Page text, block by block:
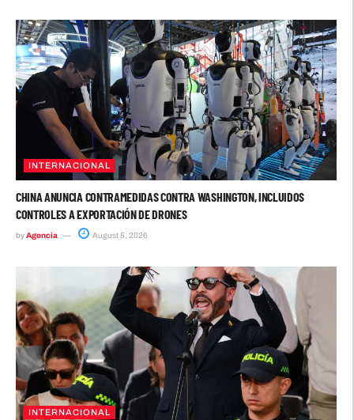
INTERNACIONAL
CHINA ANUNCIA CONTRAMEDIDAS CONTRA WASHINGTON, INCLUIDOS
CONTROLES A EXPORTACIÓN DE DRONES
byAgencia August 5, 2026
INTERNACIONAL